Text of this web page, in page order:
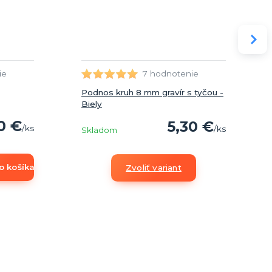
€/ks
košíka
7 hodnotenie
Podnos kruh 8 mm gravír s tyčou -
Biely
5,30 €/ks
Skladom
Zvoliť variant